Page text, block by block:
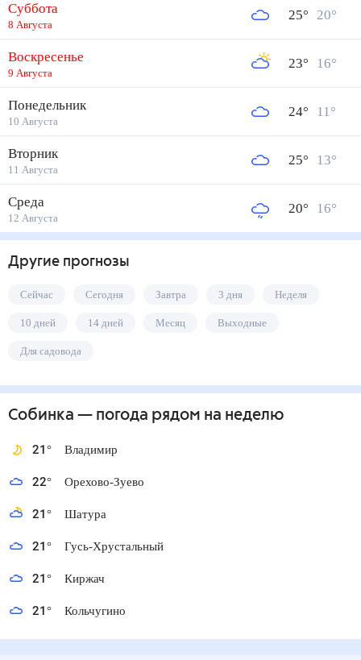
Суббота
8 Августа
25° 20°
Воскресенье
9 Августа
23° 16°
Понедельник
10 Августа
24° 11°
Вторник
11 Августа
25° 13°
Среда
12 Августа
20° 16°
Другие прогнозы
Сейчас Сегодня Завтра 3 дня Неделя
10 дней 14 дней Месяц Выходные
Для садовода
Собинка — погода рядом на неделю
21° Владимир
22° Орехово-Зуево
21° Шатура
21° Гусь-Хрустальный
21° Киржач
21° Кольчугино